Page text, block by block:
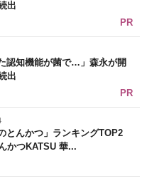
出
PR
認知機能が菌で…」森永が開
出
PR
とんかつ」ランキングTOP2
かつKATSU 華...